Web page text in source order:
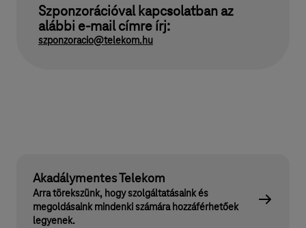
Szponzorációval kapcsolatban az
alábbi e-mail címre írj:
szponzoracio@telekom.hu
Akadálymentes Telekom
Arra törekszünk, hogy szolgáltatásaink és
megoldásaink mindenki számára hozzáférhetőek
legyenek.